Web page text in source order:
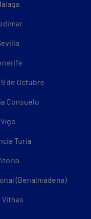
de Octubre
Consuelo
Turia
(Benalmádena)
Vithas